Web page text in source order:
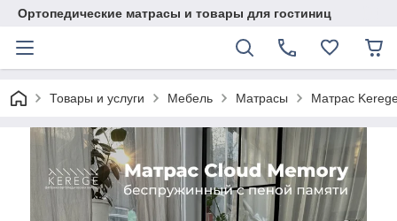
Ортопедические матрасы и товары для гостиниц
Товары и услуги Мебель Матрасы Матрас